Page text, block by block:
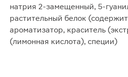
натрия 2-замещенный, 5-
растительный белок
ароматизатор, краситель
(лимонная кислота), специи)